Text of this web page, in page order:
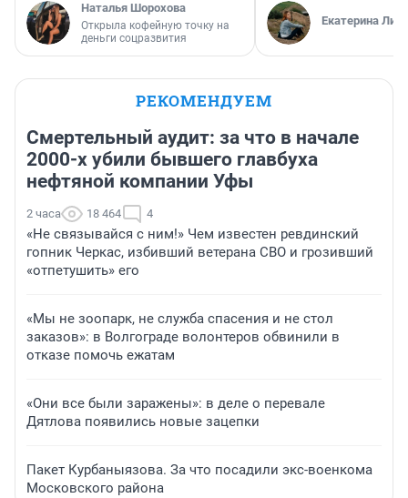
Наталья Шорохова
Открыла кофейную точку на
деньги соцразвития
Екатерина
РЕКОМЕНДУЕМ
Смертельный аудит: за что в начале
2000-х убили бывшего главбуха
нефтяной компании Уфы
2 часа 18 464 4
«Не связывайся с ним!» Чем известен ревдинский
гопник Черкас, избивший ветерана СВО и грозивший
«отпетушить» его
«Мы не зоопарк, не служба спасения и не стол
заказов»: в Волгограде волонтеров обвинили в
отказе помочь ежатам
«Они все были заражены»: в деле о перевале
Дятлова появились новые зацепки
Пакет Курбаныязова. За что посадили экс-военкома
Московского района